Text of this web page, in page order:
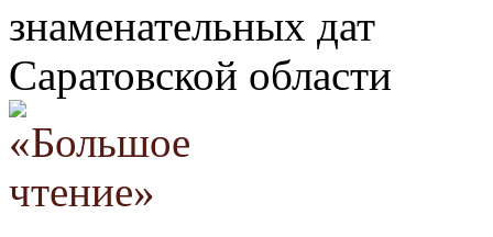
знаменательных дат
Саратовской области